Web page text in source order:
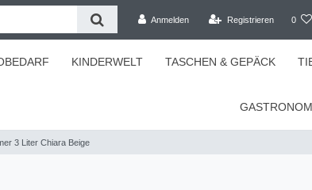
Anmelden Registrieren 0
KINDERWELT TASCHEN & GEPÄCK
3 Liter Chiara Beige